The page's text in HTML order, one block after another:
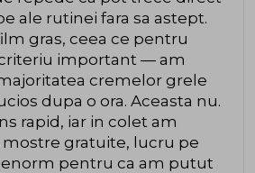
ale rutinei fara sa astept.
gras, ceea ce pentru
important — am
cremelor grele
dupa o ora. Aceasta nu.
rapid, iar in colet am
mostre gratuite, lucru pe
enorm pentru ca am putut